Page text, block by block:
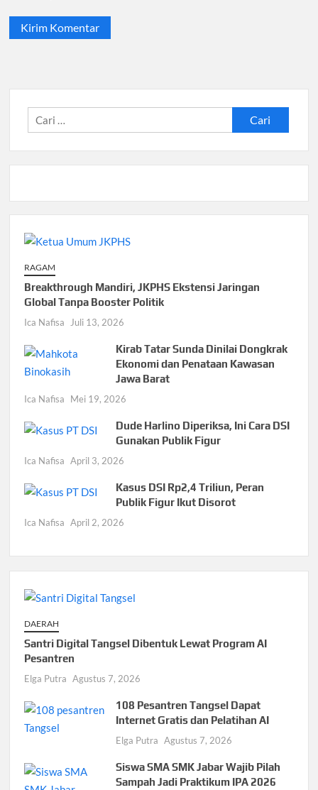
Cari
untuk:
RAGAM
Breakthrough Mandiri, JKPHS Ekstensi Jaringan
Global Tanpa Booster Politik
Ica Nafisa Juli 13, 2026
Kirab Tatar Sunda Dinilai Dongkrak
Ekonomi dan Penataan Kawasan
Jawa Barat
Ica Nafisa Mei 19, 2026
Dude Harlino Diperiksa, Ini Cara DSI
Gunakan Publik Figur
Ica Nafisa April 3, 2026
Kasus DSI Rp2,4 Triliun, Peran
Publik Figur Ikut Disorot
Ica Nafisa April 2, 2026
DAERAH
Santri Digital Tangsel Dibentuk Lewat Program AI
Pesantren
Elga Putra Agustus 7, 2026
108 Pesantren Tangsel Dapat
Internet Gratis dan Pelatihan AI
Elga Putra Agustus 7, 2026
Siswa SMA SMK Jabar Wajib Pilah
Sampah Jadi Praktikum IPA 2026